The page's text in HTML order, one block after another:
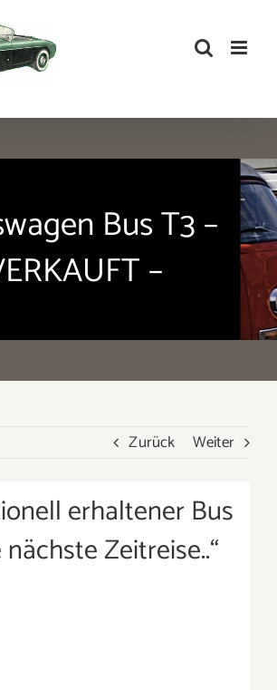
Bus T3 –
–
Zurück Weiter
erhaltener Bus
Zeitreise..“